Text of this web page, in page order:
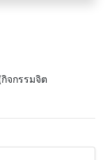
จกรรมจิต